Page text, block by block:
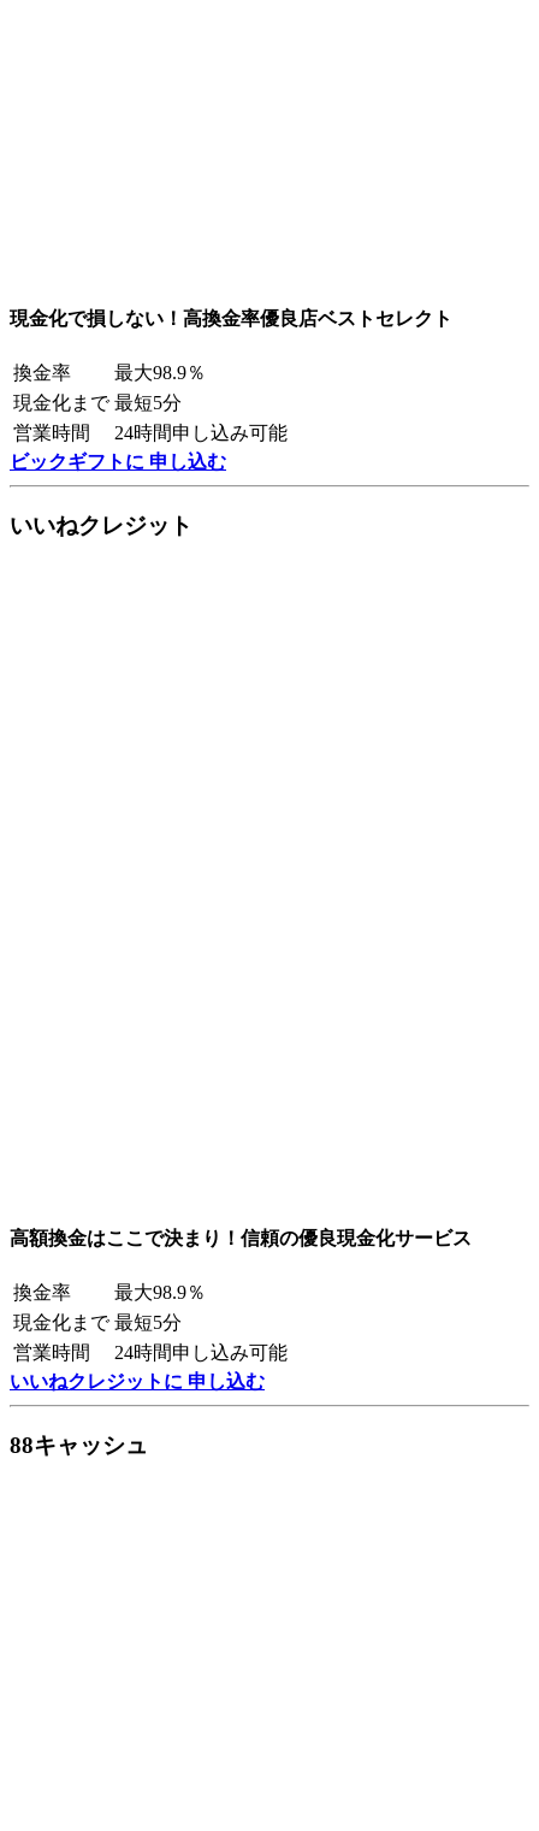
現金化で損しない！高換金率優良店ベストセレクト
換金率
最大98.9％
現金化まで 最短5分
営業時間
24時間申し込み可能
ビックギフトに 申し込む
いいねクレジット
高額換金はここで決まり！信頼の優良現金化サービス
換金率
最大98.9％
現金化まで 最短5分
営業時間
24時間申し込み可能
いいねクレジットに 申し込む
88キャッシュ